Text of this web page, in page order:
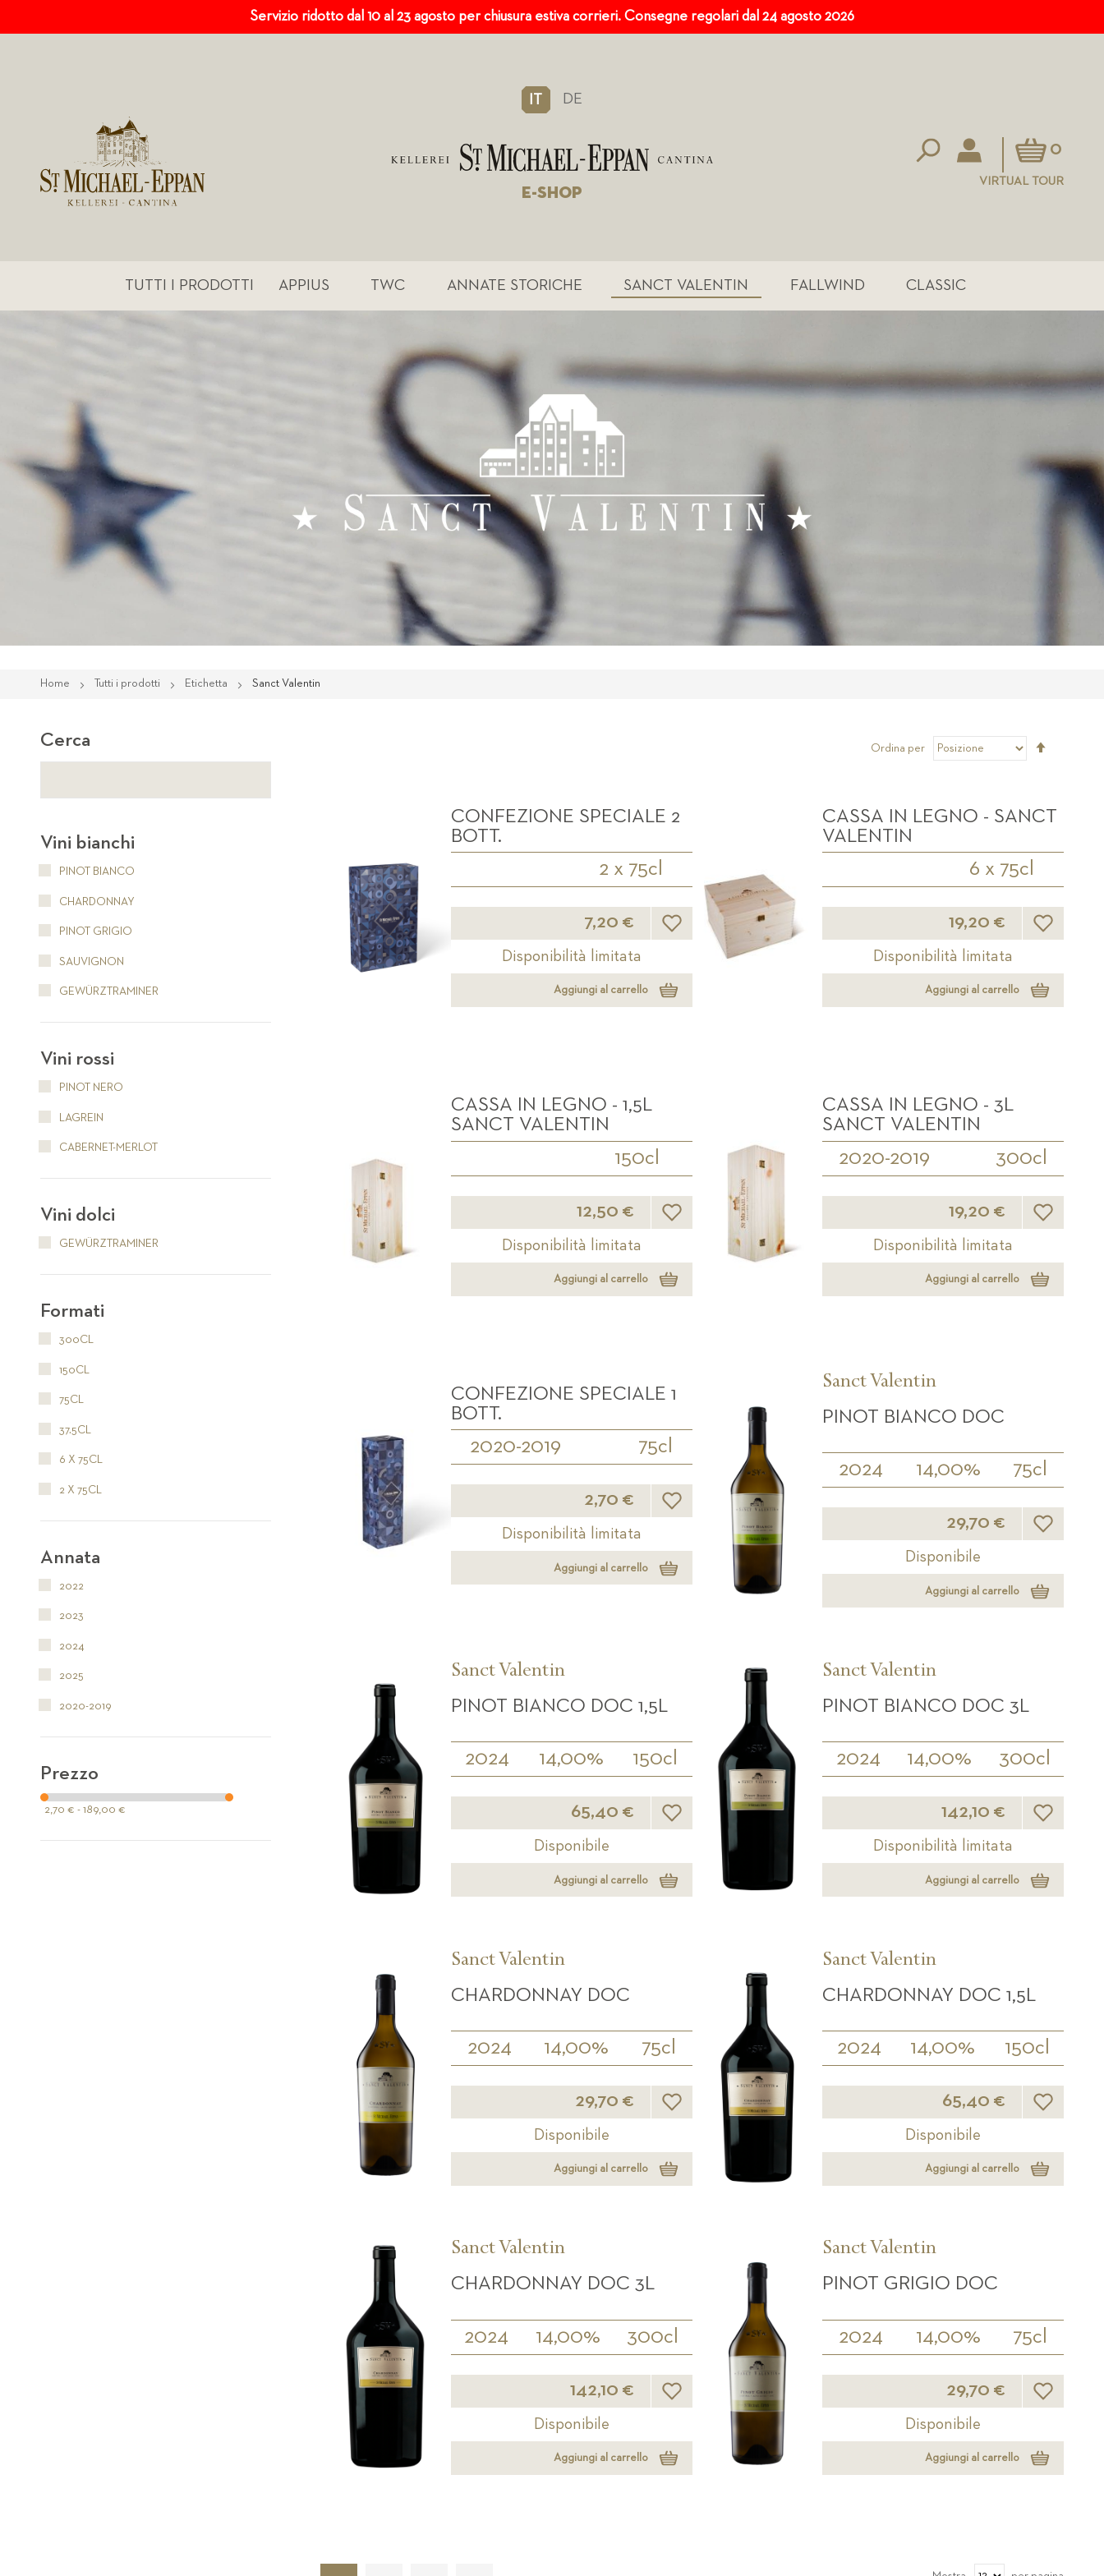
Servizio ridotto dal 10 al 23 agosto per chiusura estiva corrieri. Consegne regolari dal 24 agosto 2026
IT DE
E-SHOP
Carrello0
VIRTUAL TOUR
TUTTI I PRODOTTI APPIUS TWC ANNATE STORICHE SANCT VALENTIN FALLWIND CLASSIC
Home Tutti i prodotti Etichetta Sanct Valentin
Ordina per
CONFEZIONE SPECIALE 2
BOTT.
2 x 75cl
7,20 € Lista desideri
Disponibilità limitata
Aggiungi al carrello
CASSA IN LEGNO - SANCT
VALENTIN
6 x 75cl
19,20 €
Disponibilità limitata
Aggiungi al carrello
CASSA IN LEGNO - 1,5L
SANCT VALENTIN
150cl
12,50 € Lista desideri
Disponibilità limitata
Aggiungi al carrello
CASSA IN LEGNO - 3L
SANCT VALENTIN
2020-2019 300cl
19,20 €
Disponibilità limitata
Aggiungi al carrello
CONFEZIONE SPECIALE 1
BOTT.
2020-2019 75cl
2,70 € Lista desideri
Disponibilità limitata
Aggiungi al carrello
Sanct Valentin
PINOT BIANCO DOC
2024 14,00% 75cl
29,70 € Lista
Disponibile
Aggiungi al carrello
Sanct Valentin
PINOT BIANCO DOC 1,5L
2024 14,00% 150cl
65,40 € Lista desideri
Disponibile
Aggiungi al carrello
Sanct Valentin
PINOT BIANCO DOC 3L
2024 14,00% 300cl
142,10 € Lista
Disponibilità limitata
Aggiungi al carrello
Sanct Valentin
CHARDONNAY DOC
2024 14,00% 75cl
29,70 € Lista desideri
Disponibile
Aggiungi al carrello
Sanct Valentin
CHARDONNAY DOC 1,5L
2024 14,00% 150cl
65,40 € Lista
Disponibile
Aggiungi al carrello
Sanct Valentin
CHARDONNAY DOC 3L
2024 14,00% 300cl
142,10 € Lista desideri
Disponibile
Aggiungi al carrello
Sanct Valentin
PINOT GRIGIO DOC
2024 14,00% 75cl
29,70 €
Disponibile
Aggiungi al carrello
Cerca
Vini bianchi
PINOT BIANCO
CHARDONNAY
PINOT GRIGIO
SAUVIGNON
GEWÜRZTRAMINER
Vini rossi
PINOT NERO
LAGREIN
CABERNET-MERLOT
Vini dolci
GEWÜRZTRAMINER
Formati
300CL
150CL
75CL
37.5CL
6 X 75CL
2 X 75CL
Annata
2022
2023
2024
2025
2020-2019
Prezzo
2,70 € - 189,00 €